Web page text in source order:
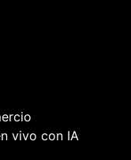
vivo con IA